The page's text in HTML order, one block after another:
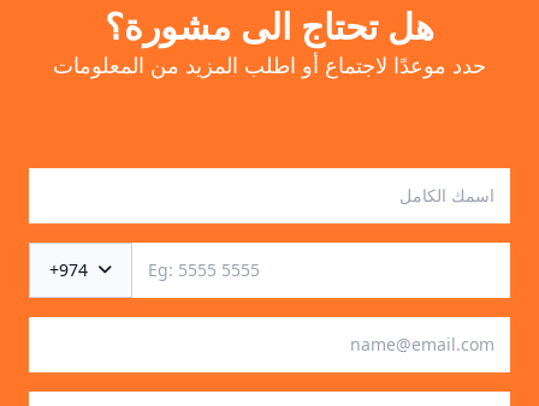
هل تحتاج الى مشورة؟
حدد موعدًا لاجتماع أو اطلب المزيد من المعلومات
+974